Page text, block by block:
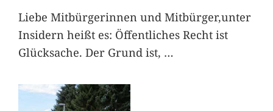
Liebe Mitbürgerinnen und Mitbürger,unter
Insidern heißt es: Öffentliches Recht ist
Glücksache. Der Grund ist, …